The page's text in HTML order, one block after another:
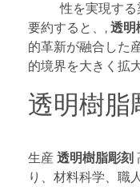
性を実現す
要約すると、, 透明
的革新が融合した
的境界を大きく拡
透明樹脂
生産 透明樹脂彫刻
り、材料科学、職